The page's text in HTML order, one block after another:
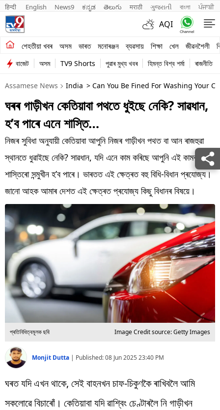
हिन्दी English News9 ಕನ್ನಡ తెలుగు मराठी ગુજરાતી বাংলা ਪੰਜਾਬੀ
AQI
শেহতীয়া খবৰ অসম ভাৰত মনোৰঞ্জন ব্যৱসায় শিক্ষা খেল জীৱনশৈলী
শেহতীয়া খবৰ
অসম
ভাৰত
মনোৰঞ্জন
ব্যৱসায়
শিক্ষা
খেল
জীৱনশৈলী
বিশ্ব
প্ৰযুক্তি
Videos
বাজেট অসম TV9 Shorts পুৱাৰ মুখ্য খবৰ হিমন্ত বিশ্ব শৰ্মা ৰাজনীতি
Assamese News India > Can You Be Fined For Washing Your
ঘৰৰ গাড়ীখন কেতিয়াবা পথতে ধুইছে নেকি? সাৱধান,
হ’ব পাৰে এনে শাস্তি…
নিজৰ সুবিধা অনুযায়ী কেতিয়াবা আপুনি নিজৰ গাড়ীখন পথত বা আন ৰাজহুৱা
স্থানতে ধুৱাইছে নেকি? সাৱধান, যদি এনে কাম কৰিছে আপুনি এই কামৰ বাবে
শাস্তিৰো সন্মুখীন হ’ব পাৰে। ভাৰতত এই ক্ষেত্ৰত বহু বিধি-বিধান প্ৰযোজ্য।
জানো আহক আমাৰ দেশত এই ক্ষেত্ৰত প্ৰযোজ্য কিছু বিধানৰ বিষয়ে।
প্ৰতিনিধিত্বমূলক ছবি Image Credit source: Getty Images
Monjit Dutta | Published:08 Jun 2025 23:40 PM
ঘৰত যদি এখন থাকে, সেই বাহনখন চাফ-চিকুণকৈ ৰাখিবলৈ আমি
সকলোৱে বিচাৰোঁ। কেতিয়াবা যদি ৱাশ্বিং চেণ্টাৰলৈ নি গাড়ীখন